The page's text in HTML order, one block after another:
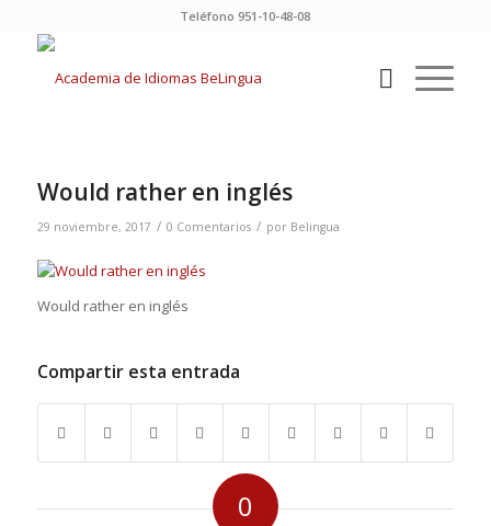
Teléfono 951-10-48-08
Would rather en inglés
29 noviembre, 2017 / 0 Comentarios / por Belingua
Would rather en inglés
Compartir esta entrada
0